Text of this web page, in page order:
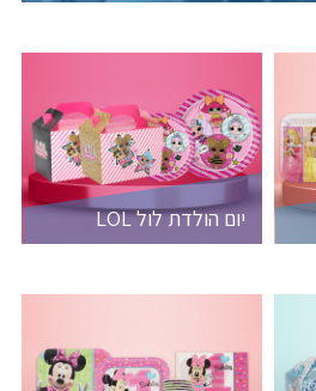
יום הולדת לול LOL